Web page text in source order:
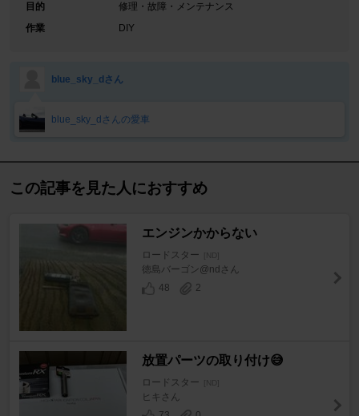
目的
修理・故障・メンテナンス
作業
DIY
blue_sky_dさん
blue_sky_dさんの愛車
この記事を見た人におすすめ
エンジンかからない
ロードスター [ND]
徳島バーゴン@ndさん
48
2
放置パーツの取り付け😅
ロードスター [ND]
ヒキさん